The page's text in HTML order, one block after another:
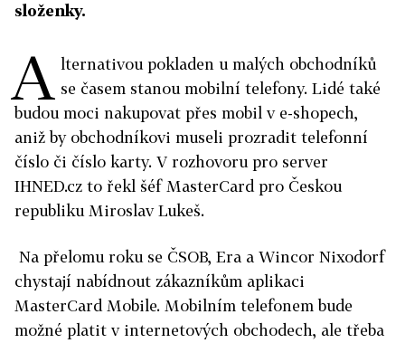
složenky.
A lternativou pokladen u malých obchodníků
se časem stanou mobilní telefony. Lidé také
budou moci nakupovat přes mobil v e-shopech,
aniž by obchodníkovi museli prozradit telefonní
číslo či číslo karty. V rozhovoru pro server
IHNED.cz to řekl šéf MasterCard pro Českou
republiku Miroslav Lukeš.
Na přelomu roku se ČSOB, Era a Wincor Nixodorf
chystají nabídnout zákazníkům aplikaci
MasterCard Mobile. Mobilním telefonem bude
možné platit v internetových obchodech, ale třeba